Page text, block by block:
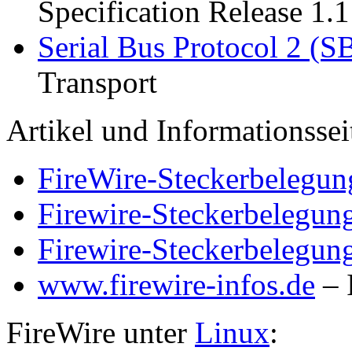
Specification Release 1.1
Serial Bus Protocol 2
Transport
Artikel und
FireWire-
Firewire-
Firewire-
www.firewire-infos.de –
FireWire unter Linux: